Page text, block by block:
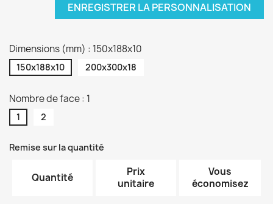
ENREGISTRER LA PERSONNALISATION
Dimensions (mm) : 150x188x10
150x188x10 200x300x18
Nombre de face : 1
1 2
Remise sur la quantité
Quantité
Prix
unitaire
Vous
économisez